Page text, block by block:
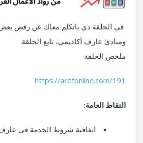
في الحلقة دي باتكلم معاك عن رفض
ومبادئ عارف أكاديمي، تابع الحلقة
ملخص الحلقة
https://arefonline.com/191
النقاط العامة:
اتفاقية شروط الخدمة في